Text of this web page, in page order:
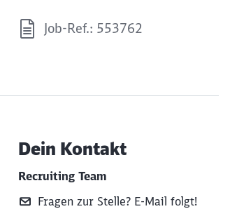
Job-Ref.: 553762
Dein Kontakt
Recruiting Team
Fragen zur Stelle? E‑Mail folgt!